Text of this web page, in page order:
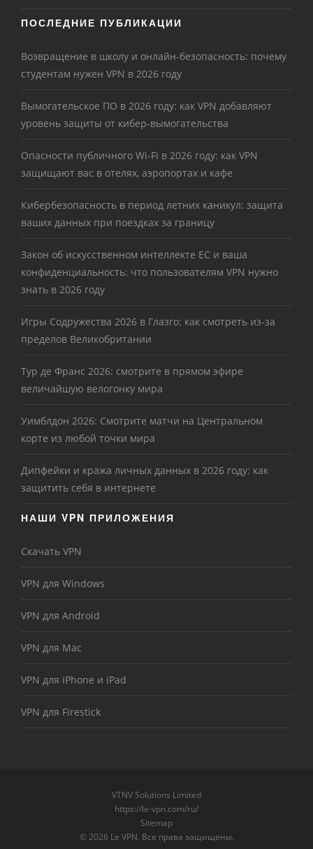
ПОСЛЕДНИЕ ПУБЛИКАЦИИ
Возвращение в школу и онлайн-безопасность: почему
студентам нужен VPN в 2026 году
Вымогательское ПО в 2026 году: как VPN добавляют
уровень защиты от кибер-вымогательства
Опасности публичного Wi-Fi в 2026 году: как VPN
защищают вас в отелях, аэропортах и кафе
Кибербезопасность в период летних каникул: защита
ваших данных при поездках за границу
Закон об искусственном интеллекте ЕС и ваша
конфиденциальность: что пользователям VPN нужно
знать в 2026 году
Игры Содружества 2026 в Глазго: как смотреть из-за
пределов Великобритании
Тур де Франс 2026: смотрите в прямом эфире
величайшую велогонку мира
Уимблдон 2026: Смотрите матчи на Центральном
корте из любой точки мира
Дипфейки и кража личных данных в 2026 году: как
защитить себя в интернете
НАШИ VPN ПРИЛОЖЕНИЯ
Скачать VPN
VPN для Windows
VPN для Android
VPN для Mac
VPN для iPhone и iPad
VPN для Firestick
VTNV Solutions Limited
https://le-vpn.com/ru/
Sitemap
© 2026 Le VPN. Все права защищены.